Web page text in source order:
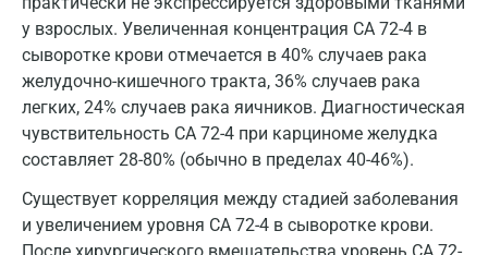
у взрослых. Увеличенная концентрация CA 72-4 в
сыворотке крови отмечается в 40% случаев рака
желудочно-кишечного тракта, 36% случаев рака
легких, 24% случаев рака яичников. Диагностическая
чувствительность CA 72-4 при карциноме желудка
составляет 28-80% (обычно в пределах 40-46%).
Существует корреляция между стадией заболевания
и увеличением уровня СА 72-4 в сыворотке крови.
Долгопрудный
Домодедово
Екатеринбург
Жуковский
Звенигород
Зеленоград